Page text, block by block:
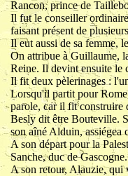
Rancon, prince de
Il fut le conseiller
faisant présent de
Il eut aussi de sa femme,
On attribue à Guillaume,
Reine. Il devint ensuite le
Il fit deux pèlerinages :
Lorsqu'il partit pour
parole, car il fit construire
Besly dit être Bouteville.
son aîné Alduin, assiégea
A son départ pour la
Sanche, duc de Gascogne.
A son retour, Alauzie, qui